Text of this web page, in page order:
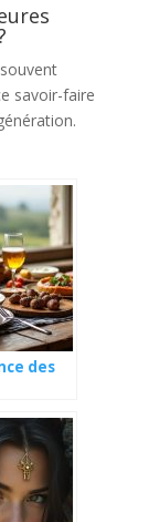
savoir-faire
des